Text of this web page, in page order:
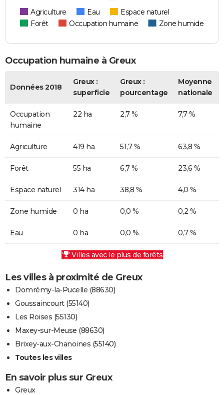
Agriculture Eau
Espace naturel
Forêt
Occupation humaine Zone humide
Occupation humaine à Greux
Données 2018
Greux :
superficie
Greux :
pourcentage
Moyenne
nationale
Occupation
humaine
22 ha 2,7 % 7,7 %
Agriculture 419 ha 51,7 % 63,8 %
Forêt 55 ha 6,7 % 23,6 %
Espace naturel 314 ha 38,8 % 4,0 %
Zone humide 0 ha 0,0 % 0,2 %
Eau 0 ha 0,0 % 0,7 %
Villes avec le plus de forêts
Les villes à proximité de Greux
Domrémy-la-Pucelle (88630)
Goussaincourt (55140)
Les Roises (55130)
Maxey-sur-Meuse (88630)
Brixey-aux-Chanoines (55140)
Toutes les villes
En savoir plus sur Greux
Greux